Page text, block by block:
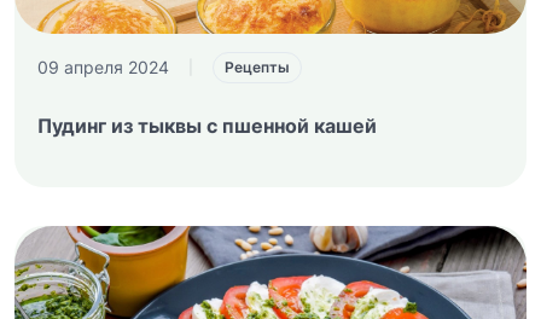
09 апреля 2024 Рецепты
Пудинг из тыквы с пшенной кашей